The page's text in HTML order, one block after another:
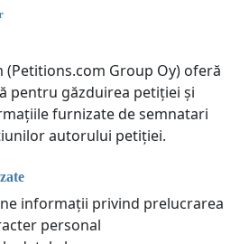
(Petitions.com Group Oy) oferă
pentru găzduirea petiției și
furnizate de semnatari
autorului petiției.
informații privind prelucrarea
personal